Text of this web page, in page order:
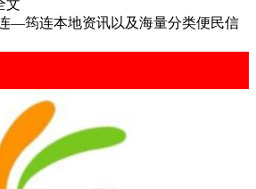
文
—筠连本地资讯以及海量分类便民信